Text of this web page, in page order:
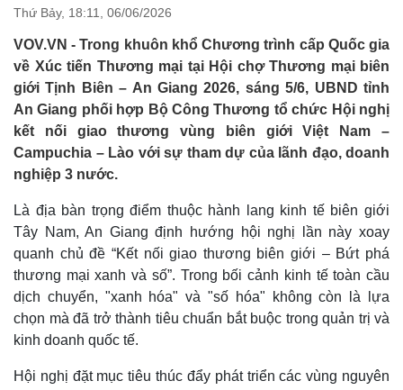
Thứ Bảy, 18:11, 06/06/2026
VOV.VN - Trong khuôn khổ Chương trình cấp Quốc gia
về Xúc tiến Thương mại tại Hội chợ Thương mại biên
giới Tịnh Biên – An Giang 2026, sáng 5/6, UBND tỉnh
An Giang phối hợp Bộ Công Thương tổ chức Hội nghị
kết nối giao thương vùng biên giới Việt Nam –
Campuchia – Lào với sự tham dự của lãnh đạo, doanh
nghiệp 3 nước.
Là địa bàn trọng điểm thuộc hành lang kinh tế biên giới
Tây Nam, An Giang định hướng hội nghị lần này xoay
quanh chủ đề “Kết nối giao thương biên giới – Bứt phá
thương mại xanh và số”. Trong bối cảnh kinh tế toàn cầu
dịch chuyển, "xanh hóa" và "số hóa" không còn là lựa
chọn mà đã trở thành tiêu chuẩn bắt buộc trong quản trị và
kinh doanh quốc tế.
Hội nghị đặt mục tiêu thúc đẩy phát triển các vùng nguyên